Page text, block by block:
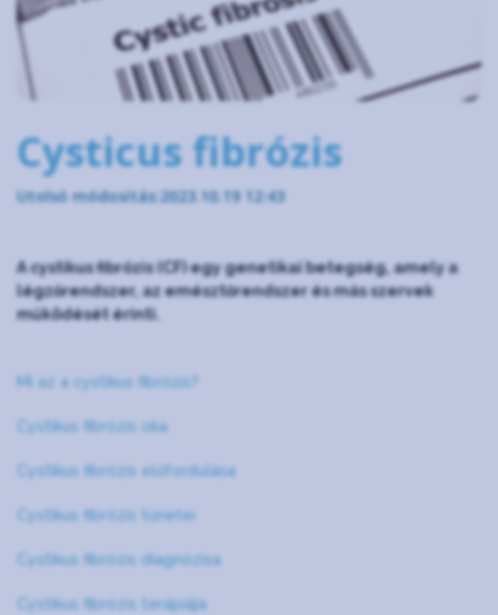
Cysticus fibrózis
Utolsó módosítás:2023.10.19 12:43
A cystikus fibrózis (CF) egy genetikai betegség, amely a
légzőrendszer, az emésztőrendszer és más szervek
működését érinti.
Mi az a cystikus fibrózis?
Cystikus fibrózis oka
Cystikus fibrózis előfordulása
Cystikus fibrózis tünetei
Cystikus fibrózis diagnózisa
Cystikus fibrózis terápiája